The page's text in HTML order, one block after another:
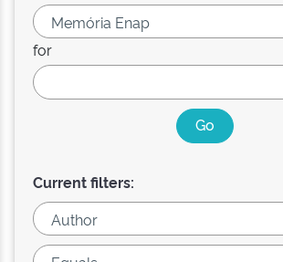
for
Current filters: